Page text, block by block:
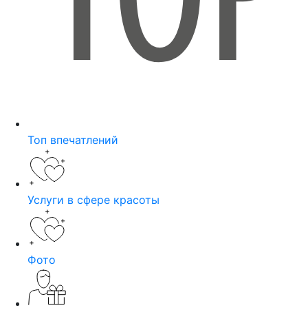
Топ впечатлений
Услуги в сфере красоты
Фото